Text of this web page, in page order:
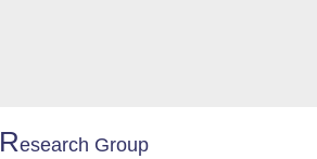
REsearch Group